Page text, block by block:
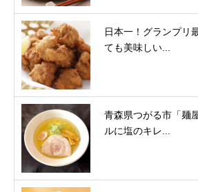
日本一！グランプリ
ても美味しい...
青森県つがる市「麺
ルに塩のキレ...